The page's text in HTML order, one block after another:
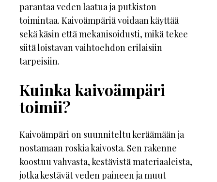
parantaa veden laatua ja putkiston
toimintaa. Kaivoämpäriä voidaan käyttää
sekä käsin että mekanisoidusti, mikä tekee
siitä loistavan vaihtoehdon erilaisiin
tarpeisiin.
Kuinka kaivoämpäri
toimii?
Kaivoämpäri on suunniteltu keräämään ja
nostamaan roskia kaivosta. Sen rakenne
koostuu vahvasta, kestävistä materiaaleista,
jotka kestävät veden paineen ja muut